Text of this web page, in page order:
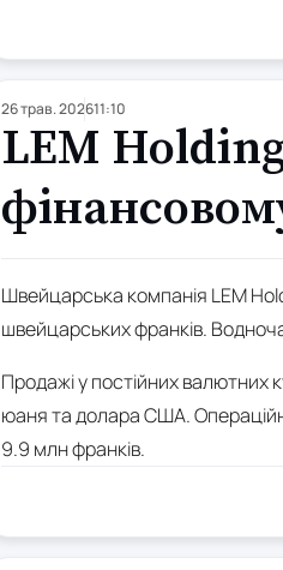
26 трав. 202611:10
LEM
Швейцарська компанія LEM
швейцарських франків.
Продажі у постійних валютних
юаня та долара США.
9.9 млн франків.